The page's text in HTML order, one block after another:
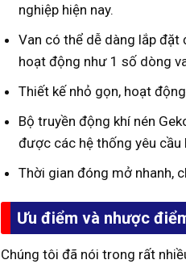
nghiệp hiện nay.
Van có thể dễ dàng lắp
hoạt động như 1 số dòng
Thiết kế nhỏ gọn, hoạt
Bộ truyền động khí nén
được các hệ thống yêu
Thời gian đóng mở nhanh,
Ưu điểm và nhược
Chúng tôi đã nói trong rất